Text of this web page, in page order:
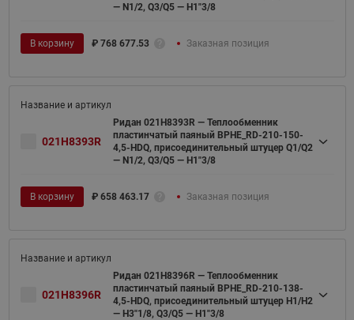
— N1/2, Q3/Q5 — H1"3/8
В корзину ₽ 768 677.53 Заказная позиция
021H8393R
Ридан 021H8393R — Теплообменник
пластинчатый паяный BPHE_RD-210-150-
4,5-HDQ, присоединительный штуцер Q1/Q2
— N1/2, Q3/Q5 — H1"3/8
В корзину ₽ 658 463.17 Заказная позиция
021H8396R
Ридан 021H8396R — Теплообменник
пластинчатый паяный BPHE_RD-210-138-
4,5-HDQ, присоединительный штуцер H1/H2
— H3''1/8, Q3/Q5 — H1"3/8